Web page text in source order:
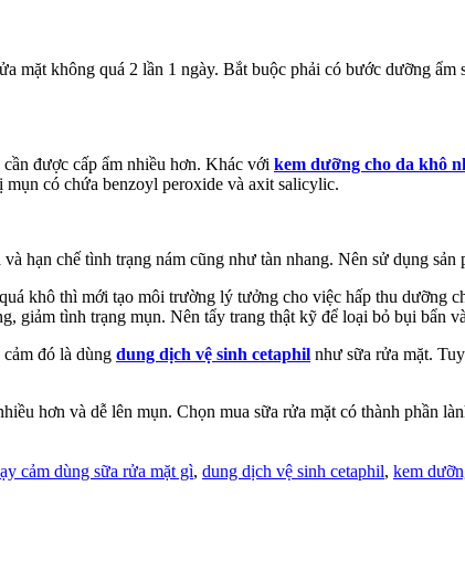
mặt không quá 2 lần 1 ngày. Bắt buộc phải có bước dưỡng ẩm
được cấp ẩm nhiều hơn. Khác với kem dưỡng cho da khô
có chứa benzoyl peroxide và axit salicylic.
hạn chế tình trạng nám cũng như tàn nhang. Nên sử dụng
khô thì mới tạo môi trường lý tưởng cho việc hấp thu dưỡng
giảm tình trạng mụn. Nên tẩy trang thật kỹ để loại bỏ bụi bẩn
đó là dùng dung dịch vệ sinh cetaphil như sữa rửa mặt.
hơn và dễ lên mụn. Chọn mua sữa rửa mặt có thành phần
cảm dùng sữa rửa mặt gì, dung dịch vệ sinh cetaphil, kem